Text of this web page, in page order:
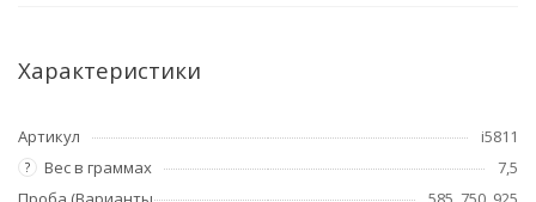
Характеристики
Артикул i5811
? Вес в граммах
7,5